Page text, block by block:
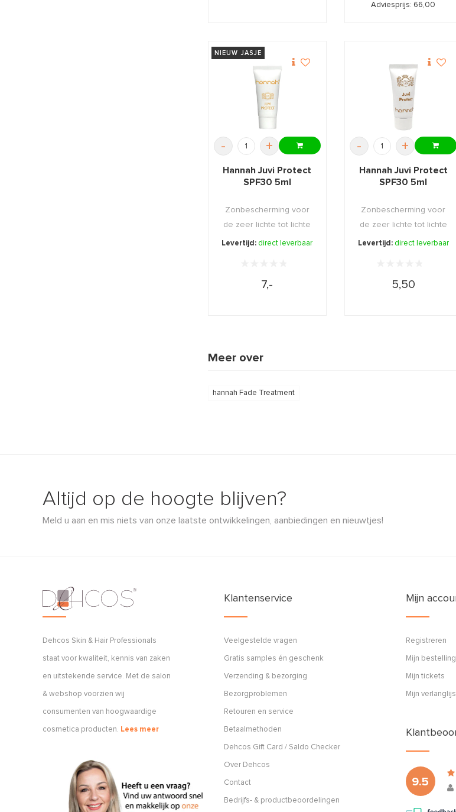
Adviesprijs: 66,00
NIEUW JASJE
- +
Hannah Juvi Protect
SPF30 5ml
Zonbescherming voor
de zeer lichte tot lichte
huid die niet ...
Levertijd: direct leverbaar
7,-
- +
Hannah Juvi Protect
SPF30 5ml
Zonbescherming voor
de zeer lichte tot lichte
huid die niet ...
Levertijd: direct leverbaar
5,50
Meer over
hannah Fade Treatment
Altijd op de hoogte blijven?
Meld u aan en mis niets van onze laatste ontwikkelingen, aanbiedingen en nieuwtjes!
Dehcos Skin & Hair Professionals
staat voor kwaliteit, kennis van zaken
en uitstekende service. Met de salon
& webshop voorzien wij
consumenten van hoogwaardige
cosmetica producten. Lees meer
Klantenservice
Veelgestelde vragen
Gratis samples én geschenk
Verzending & bezorging
Bezorgproblemen
Retouren en service
Betaalmethoden
Dehcos Gift Card / Saldo Checker
Over Dehcos
Contact
Bedrijfs- & productbeoordelingen
Mijn
Registreren
Mijn
Mijn tickets
Mijn
9.5